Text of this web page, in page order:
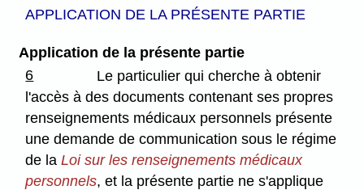
APPLICATION DE LA PRÉSENTE PARTIE
Application de la présente partie
6
Le particulier qui cherche à obtenir
l'accès à des documents contenant ses propres
renseignements médicaux personnels présente
une demande de communication sous le régime
de laLoi sur les renseignements médicaux
personnels, et la présente partie ne s'applique